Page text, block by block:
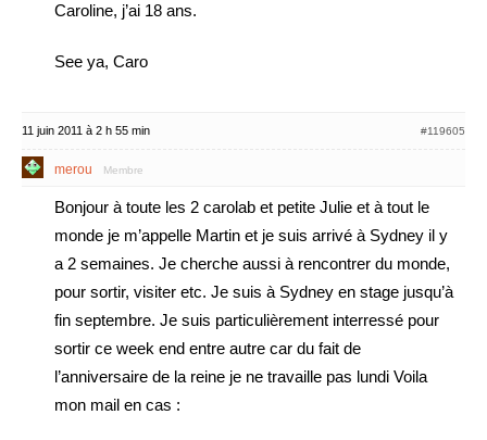
Caroline, j’ai 18 ans.
See ya, Caro
11 juin 2011 à 2 h 55 min #119605
merou Membre
Bonjour à toute les 2 carolab et petite Julie et à tout le
monde je m’appelle Martin et je suis arrivé à Sydney il y
a 2 semaines. Je cherche aussi à rencontrer du monde,
pour sortir, visiter etc. Je suis à Sydney en stage jusqu’à
fin septembre. Je suis particulièrement interressé pour
sortir ce week end entre autre car du fait de
l’anniversaire de la reine je ne travaille pas lundi Voila
mon mail en cas :